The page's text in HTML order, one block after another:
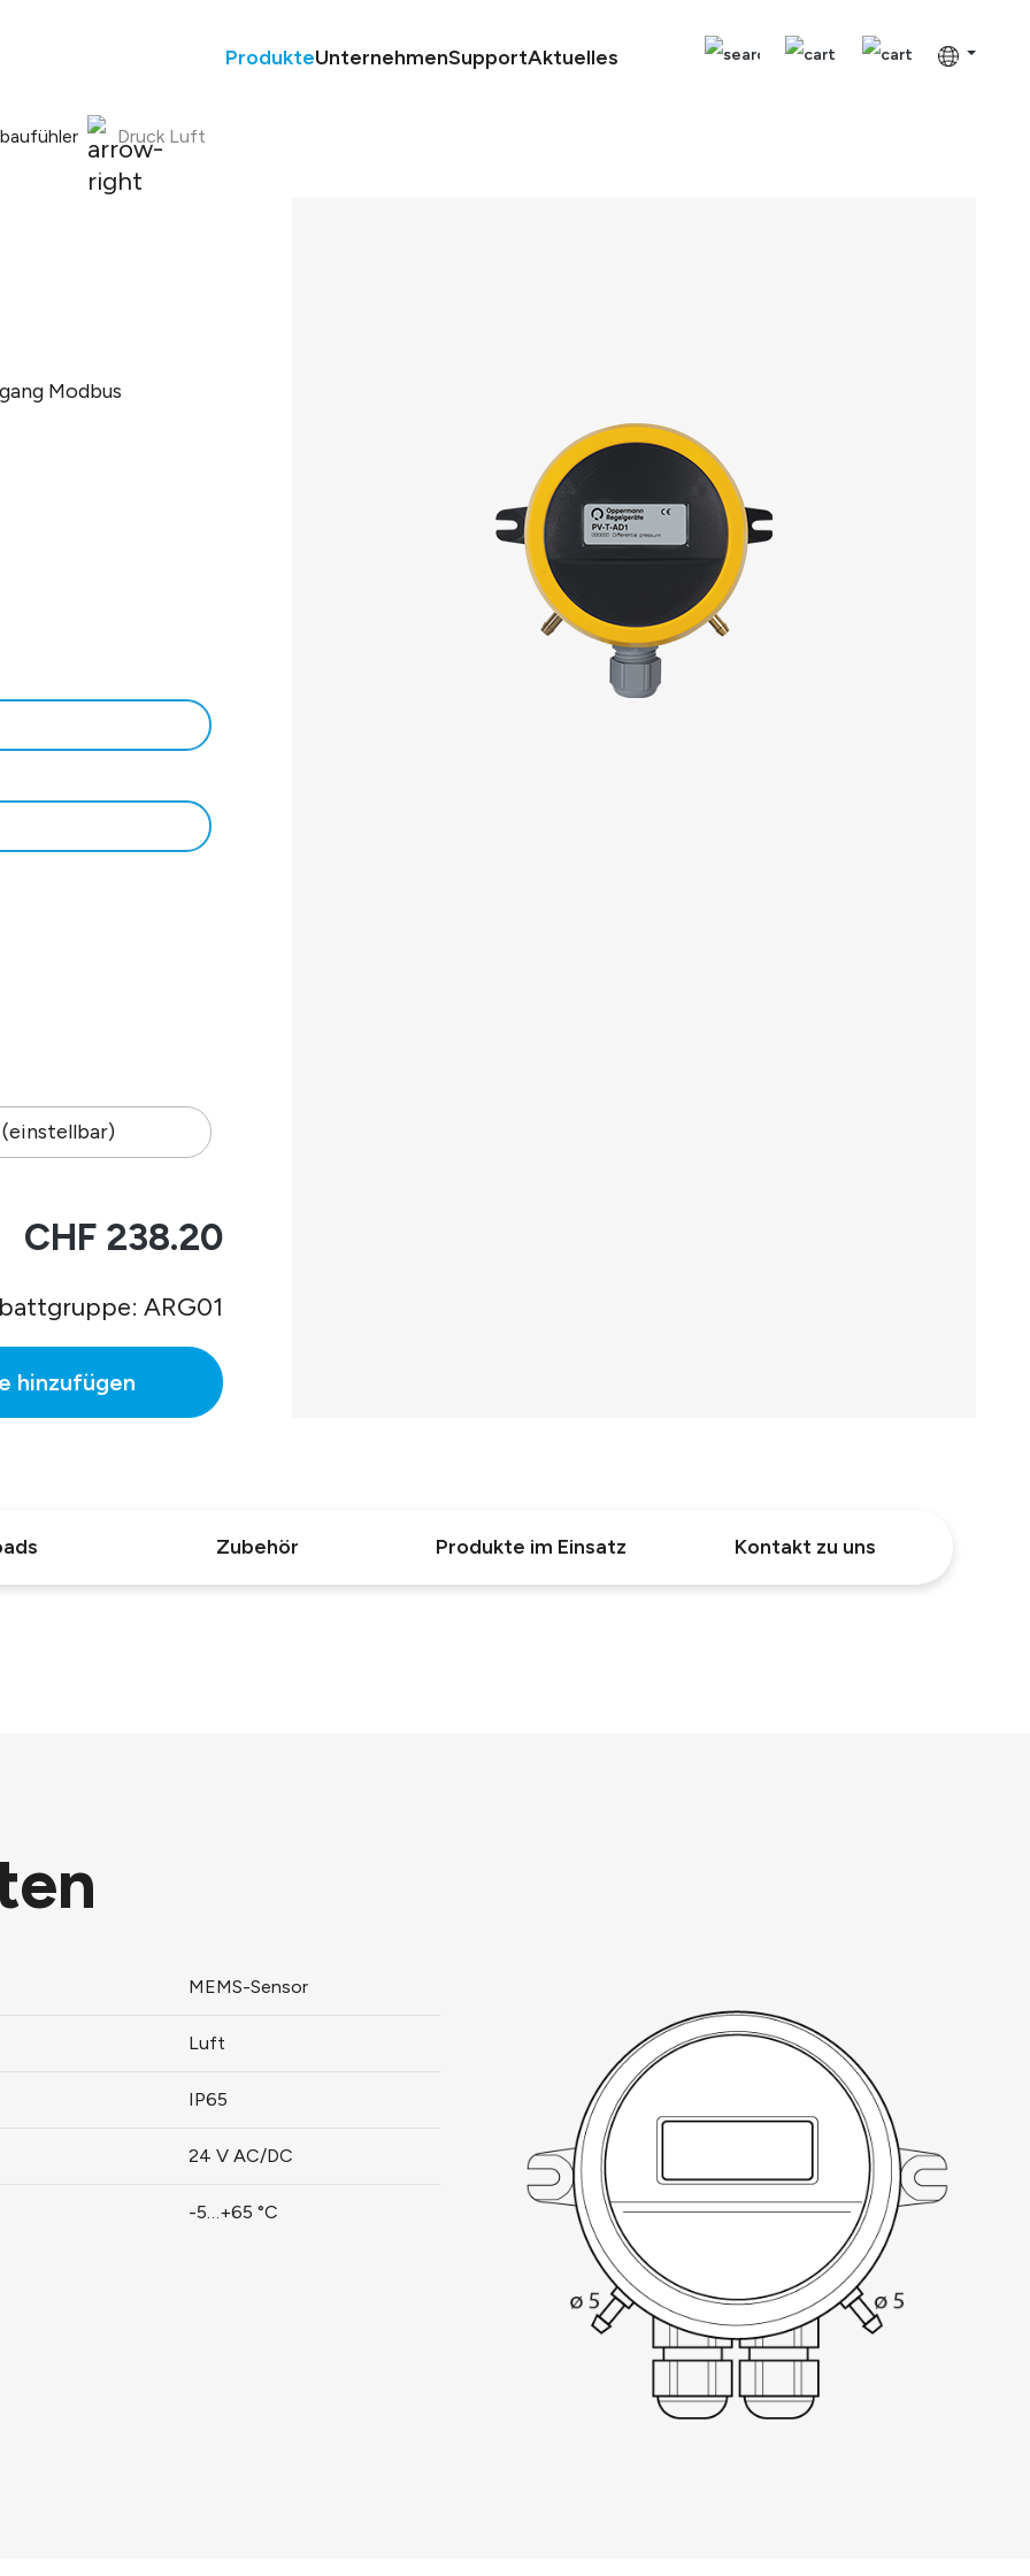
ProdukteUnternehmenSupportAktuelles
Druck Luft
Modbus
(einstellbar)
CHF 238.20
ARG01
hinzufügen
Zubehör Produkte im Einsatz Kontakt zu uns
MEMS-Sensor
Luft
IP65
24 V AC/DC
-5…+65 °C